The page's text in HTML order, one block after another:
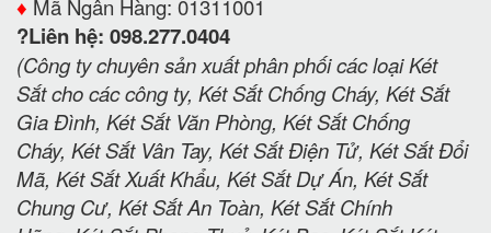
♦️ Mã Ngân Hàng: 01311001
?Liên hệ: 098.277.0404
(Công ty chuyên sản xuất phân phối các loại Két
Sắt cho các công ty, Két Sắt Chống Cháy, Két Sắt
Gia Đình, Két Sắt Văn Phòng, Két Sắt Chống
Cháy, Két Sắt Vân Tay, Két Sắt Điện Tử, Két Sắt Đổi
Mã, Két Sắt Xuất Khẩu, Két Sắt Dự Án, Két Sắt
Chung Cư, Két Sắt An Toàn, Két Sắt Chính